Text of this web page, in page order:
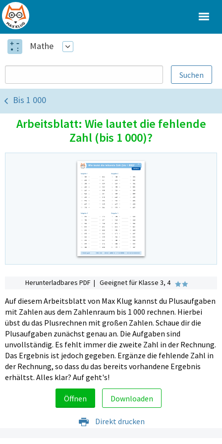
Mathe
Bis 1 000
Arbeitsblatt: Wie lautet die fehlende
Zahl (bis 1 000)?
Herunterladbares PDF | Geeignet für Klasse 3, 4
Auf diesem Arbeitsblatt von Max Klug kannst du Plusaufgaben
mit Zahlen aus dem Zahlenraum bis 1 000 rechnen. Hierbei
übst du das Plusrechnen mit großen Zahlen. Schaue dir die
Plusaufgaben zunächst genau an. Die Aufgaben sind
unvollständig. Es fehlt immer die zweite Zahl in der Rechnung.
Das Ergebnis ist jedoch gegeben. Ergänze die fehlende Zahl in
der Rechnung, so dass du das bereits vorhandene Ergebnis
erhältst. Alles klar? Auf geht's!
Öffnen Downloaden
Direkt drucken